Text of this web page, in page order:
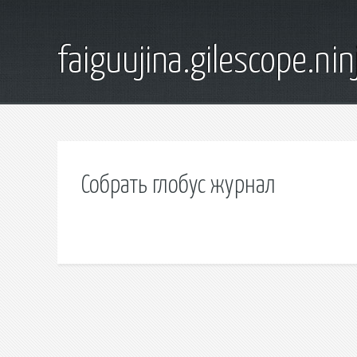
Собрать глобус журнал